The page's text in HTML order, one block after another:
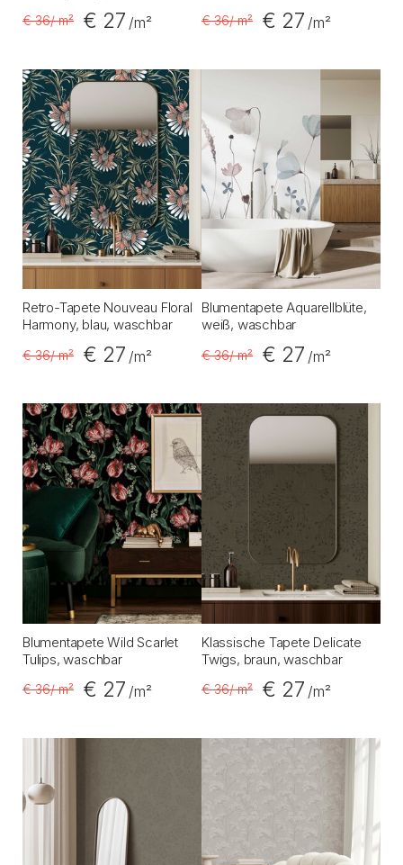
€ 36/ m² € 27 /m² € 36/ m² € 27 /m²
Retro-Tapete Nouveau Floral
Harmony, blau, waschbar
€ 36/ m² € 27 /m²
Blumentapete Aquarellblüte,
weiß, waschbar
€ 36/ m² € 27 /m²
Blumentapete Wild Scarlet
Tulips, waschbar
€ 36/ m² € 27 /m²
Klassische Tapete Delicate
Twigs, braun, waschbar
€ 36/ m² € 27 /m²